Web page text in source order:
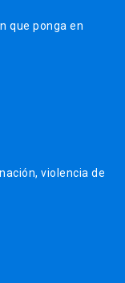
que ponga en
violencia de